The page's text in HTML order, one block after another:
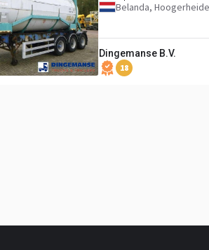
Belanda, Hoogerheide
Dingemanse B.V.
18